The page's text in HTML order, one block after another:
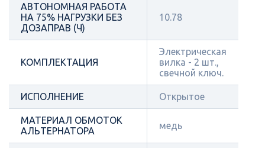
АВТОНОМНАЯ РАБОТА
НА 75% НАГРУЗКИ БЕЗ
ДОЗАПРАВ (Ч)
10.78
КОМПЛЕКТАЦИЯ
Электрическая
вилка - 2 шт.,
свечной ключ.
ИСПОЛНЕНИЕ Открытое
МАТЕРИАЛ ОБМОТОК
АЛЬТЕРНАТОРА
медь